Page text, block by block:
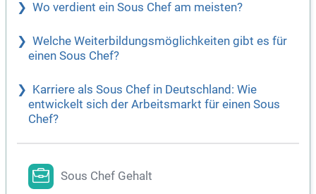
Wo verdient ein Sous Chef am meisten?
Welche Weiterbildungsmöglichkeiten gibt es für
einen Sous Chef?
Karriere als Sous Chef in Deutschland: Wie
entwickelt sich der Arbeitsmarkt für einen Sous
Chef?
Sous Chef Gehalt